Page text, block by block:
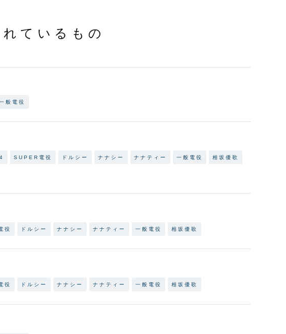
ているもの
般電役
SUPER電役 ドルシー ナナシー ナナティー 一般電役 相坂優歌
役 ドルシー ナナシー ナナティー 一般電役 相坂優歌
役 ドルシー ナナシー ナナティー 一般電役 相坂優歌